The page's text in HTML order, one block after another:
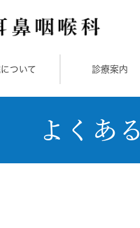
ついて 診療案内
よくあ